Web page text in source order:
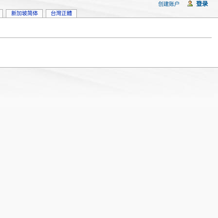
新加坡简体 台灣正體
创建账户 登录